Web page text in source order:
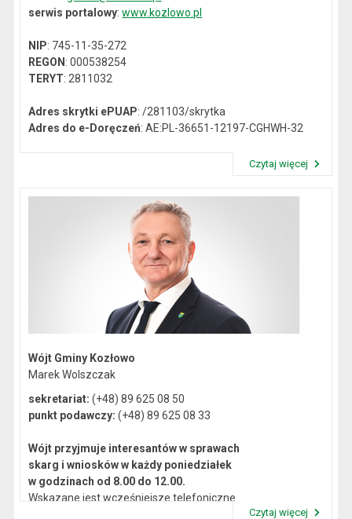
serwis portalowy:www.kozlowo.pl
NIP: 745-11-35-272
REGON: 000538254
TERYT: 2811032
Adres skrytki ePUAP: /281103/skrytka
Adres do e-Doręczeń: AE:PL-36651-12197-CGHWH-32
Czytaj więcej
Wójt Gminy Kozłowo
Marek Wolszczak
sekretariat: (+48) 89 625 08 50
punkt podawczy: (+48) 89 625 08 33
Wójt przyjmuje interesantów w sprawach
skarg i wniosków w każdy poniedziałek
w godzinach od 8.00 do 12.00.
Wskazane jest wcześniejsze telefoniczne
Czytaj więcej